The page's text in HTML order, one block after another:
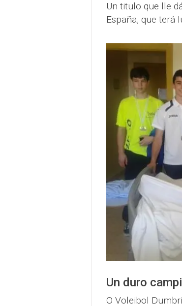
Un titulo que lle
España, que terá
Un duro
O Voleibol